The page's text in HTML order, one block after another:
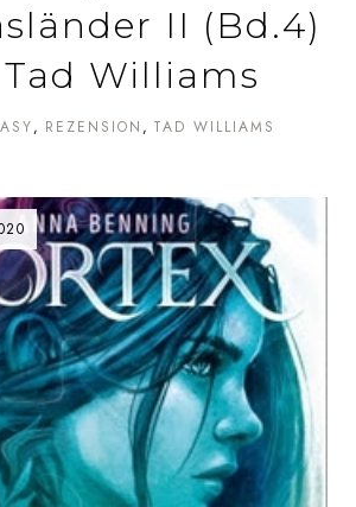
II (Bd.4)
Williams
REZENSION TAD WILLIAMS